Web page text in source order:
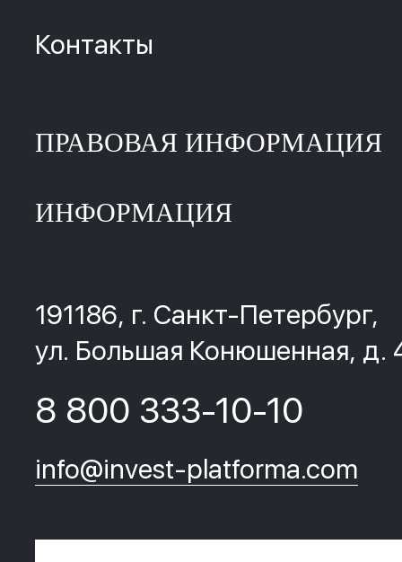
Контакты
ПРАВОВАЯ ИНФОРМАЦИЯ
ИНФОРМАЦИЯ
191186, г. Санкт-Петербург,
ул. Большая Конюшенная, д.
8 800 333-10-10
info@invest-platforma.com